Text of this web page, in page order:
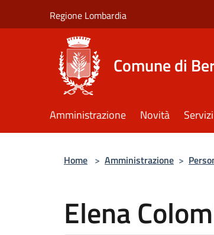
Regione Lombardia
Comune di
Amministrazione Novità Servizi
Home > Amministrazione >
Elena